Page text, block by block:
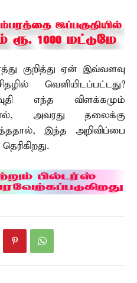
குறித்து ஏன் இவ்வளவு
வெளியிடப்பட்டது?
எந்த விளக்கமும்
அவரது தலைக்கு
இந்த அறிவிப்பை